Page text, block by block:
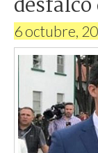
6 octubre,